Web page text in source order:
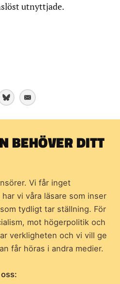
utnyttjade.
BEHÖVER DITT
Vi får inget
vi våra läsare som inser
tydligt tar ställning. För
mot högerpolitik och
verkligheten och vi vill ge
får höras i andra medier.